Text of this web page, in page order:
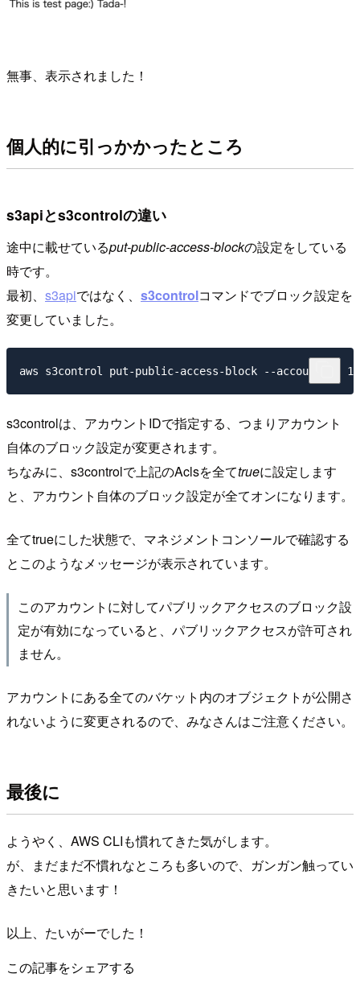
無事、表示されました！
個人的に引っかかったところ
s3apiとs3controlの違い
途中に載せているput-public-access-blockの設定をしている
時です。
最初、 s3apiではなく、 s3controlコマンドでブロック設定を
変更していました。
s3controlは、アカウントIDで指定する、つまりアカウント
自体のブロック設定が変更されます。
ちなみに、s3controlで上記のAclsを全てtrueに設定します
と、アカウント自体のブロック設定が全てオンになります。
全てtrueにした状態で、マネジメントコンソールで確認する
とこのようなメッセージが表示されています。
このアカウントに対してパブリックアクセスのブロック設
定が有効になっていると、パブリックアクセスが許可され
ません。
アカウントにある全てのバケット内のオブジェクトが公開さ
れないように変更されるので、みなさんはご注意ください。
最後に
ようやく、AWS CLIも慣れてきた気がします。
が、まだまだ不慣れなところも多いので、ガンガン触ってい
きたいと思います！
以上、たいがーでした！
この記事をシェアする